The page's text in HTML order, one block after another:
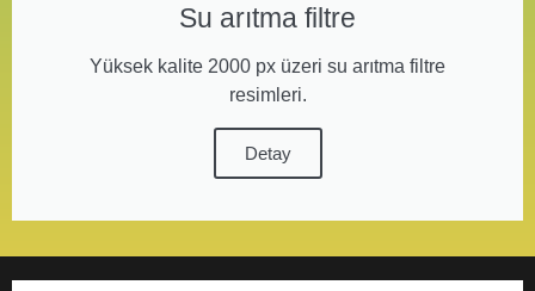
Su arıtma filtre
Yüksek kalite 2000 px üzeri su arıtma filtre
resimleri.
Detay